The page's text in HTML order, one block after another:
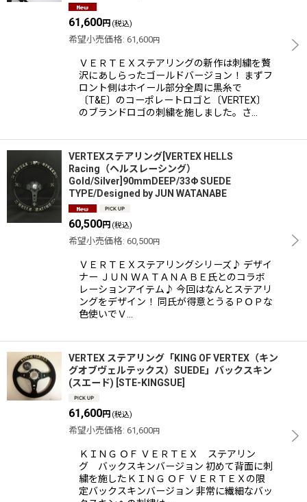
61,600円 (税込)
希望小売価格: 61,600円
ＶＥＲＴＥＸステアリングの新作は刺繍を贅
沢にあしらったゴールドバージョン！ まずフ
ロント側はホイール部分全周に黒糸で
〔T&E〕のコーポレートロゴと〔VERTEX〕
のブランドロゴの刺繍を施しました。さ…
VERTEXステアリング[VERTEX HELLS
Racing（ヘルスレーシング）
Gold/Silver]90mmDEEP/33Φ SUEDE
TYPE/Designed by JUN WATANABE
60,500円 (税込)
希望小売価格: 60,500円
ＶＥＲＴＥＸステアリングシリーズ♪ デザイ
ナー ＪＵＮ ＷＡＴＡＮＡＢＥ氏とのコラボ
レーションアイテム♪ 今回はなんとステアリ
ングをデザイン！ 同氏が得意とうるＰＯＰな
色使いでＶ…
VERTEX ステアリング「KING OF VERTEX（キン
グオブヴェルテックス）SUEDE」バックスキン
(スエード) STE-KINGSUE
61,600円 (税込)
希望小売価格: 61,600円
ＫＩＮＧ ＯＦ ＶＥＲＴＥＸ ステアリン
グ バックスキンバージョン 初めて背面に刺
繍を施したＫＩＮＧ ＯＦ ＶＥＲＴＥＸの限
定バックスキンバージョン 非常に繊細なバッ